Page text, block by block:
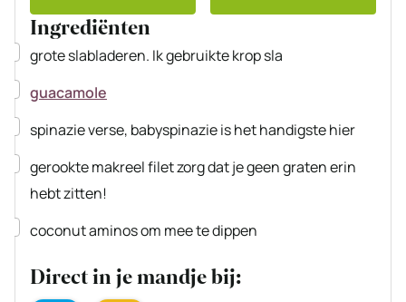
Ingrediënten
▢
grote slabladeren. Ik gebruikte krop sla
▢
guacamole
▢
spinazieverse, babyspinazie is het handigste hier
▢
gerookte makreel filetzorg dat je geen graten erin
hebt zitten!
▢
coconut aminosom mee te dippen
Direct in je mandje bij: